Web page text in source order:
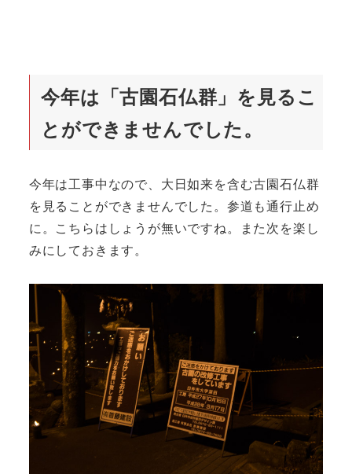
今年は「古園石仏群」を見るこ
とができませんでした。
今年は工事中なので、大日如来を含む古園石仏群
を見ることができませんでした。参道も通行止め
に。こちらはしょうが無いですね。また次を楽し
みにしておきます。